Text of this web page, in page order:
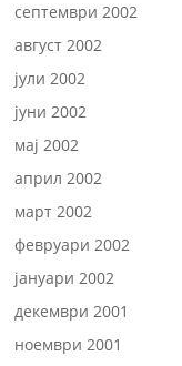
септември 2002
август 2002
јули 2002
јуни 2002
мај 2002
април 2002
март 2002
февруари 2002
јануари 2002
декември 2001
ноември 2001